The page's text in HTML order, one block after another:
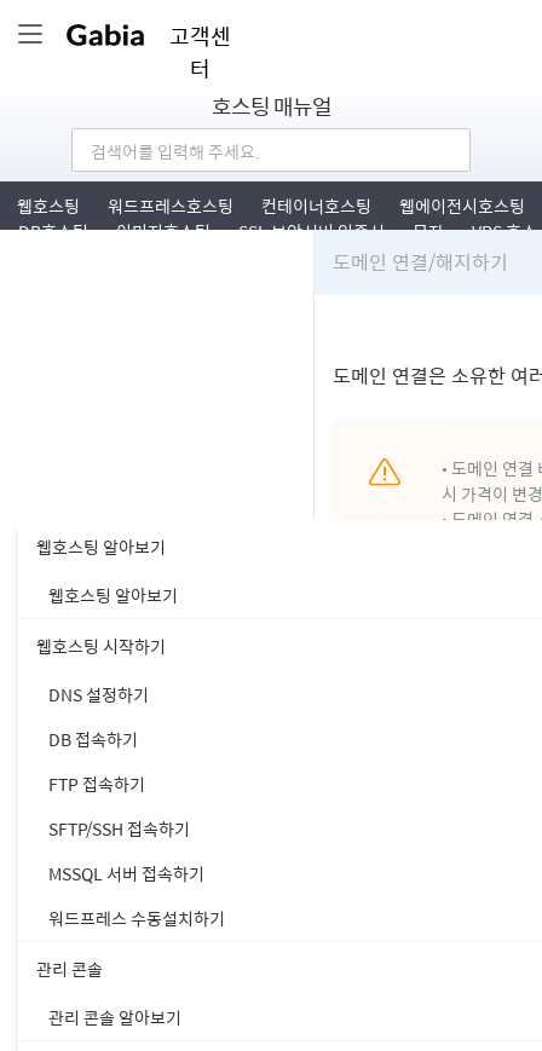
고객센
터
호스팅 매뉴얼
웹호스팅 워드프레스호스팅 컨테이너호스팅
웹에이전시호스팅
DB호스팅
이미지호스팅 SSL 보안서버 인증서 문자
VPS 호스
도메인 연결/해지하기
도메인 연결은 소유한 여
• 도메인 연
시 가격이 변
• 도메인 연결
웹호스팅 알아보기
웹호스팅 알아보기
웹호스팅 시작하기
DNS 설정하기
DB 접속하기
FTP 접속하기
SFTP/SSH 접속하기
MSSQL 서버 접속하기
워드프레스 수동설치하기
관리 콘솔
관리 콘솔 알아보기